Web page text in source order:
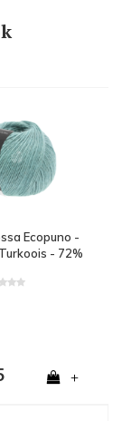
Ecopuno -
- 72%
- Blauw
+